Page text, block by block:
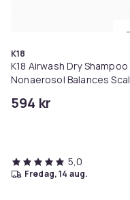
K18
K18 Airwash Dry Shampoo
Nonaerosol Balances
594 kr
5,0
fredag, 14 aug.